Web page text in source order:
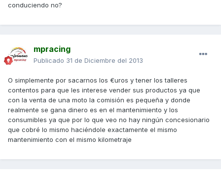
conduciendo no?
mpracing
Publicado 31 de Diciembre del 2013
O simplemente por sacarnos los €uros y tener los talleres
contentos para que les interese vender sus productos ya que
con la venta de una moto la comisión es pequeña y donde
realmente se gana dinero es en el mantenimiento y los
consumibles ya que por lo que veo no hay ningún concesionario
que cobré lo mismo haciéndole exactamente el mismo
mantenimiento con el mismo kilometraje